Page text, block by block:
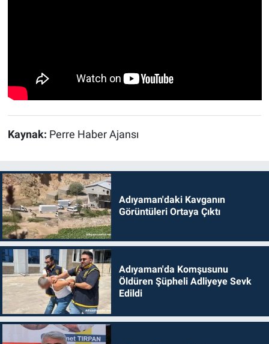
Kaynak: Perre Haber Ajansı
Adıyaman'daki Kavganın
Görüntüleri Ortaya Çıktı
Adıyaman'da Komşusunu
Öldüren Şüpheli Adliyeye Sevk
Edildi